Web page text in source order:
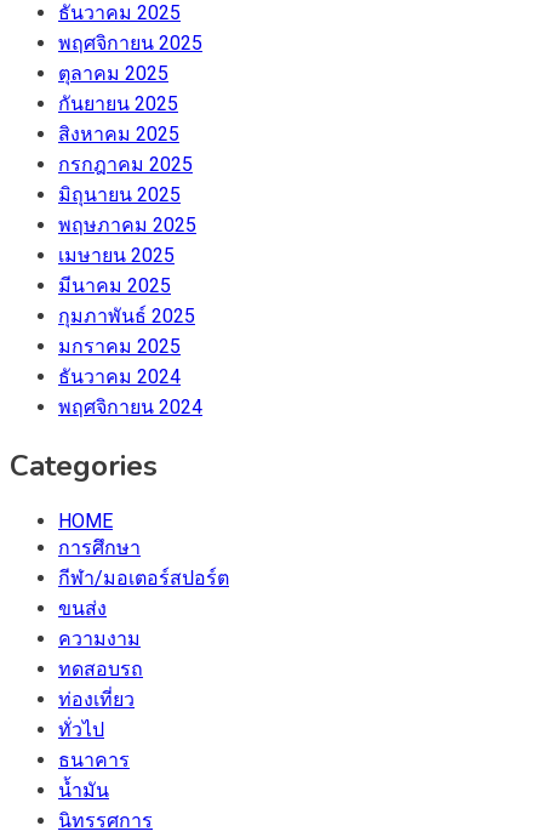
ธันวาคม 2025
พฤศจิกายน 2025
ตุลาคม 2025
กันยายน 2025
สิงหาคม 2025
กรกฎาคม 2025
มิถุนายน 2025
พฤษภาคม 2025
เมษายน 2025
มีนาคม 2025
กุมภาพันธ์ 2025
มกราคม 2025
ธันวาคม 2024
พฤศจิกายน 2024
Categories
HOME
การศึกษา
กีฬา/มอเตอร์สปอร์ต
ขนส่ง
ความงาม
ทดสอบรถ
ท่องเที่ยว
ทั่วไป
ธนาคาร
น้ำมัน
นิทรรศการ